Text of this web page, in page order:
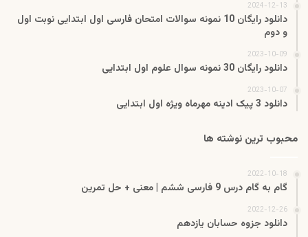
2024-12-13
دانلود رایگان 10 نمونه سوالات امتحان فارسی اول ابتدایی نوبت اول
و دوم
2023-10-09
دانلود رایگان 30 نمونه سوال علوم اول ابتدایی
2023-10-07
دانلود 3 پیک ادینه مهرماه ویژه اول ابتدایی
محبوب ترین نوشته ها
2022-10-18
گام به گام درس 9 فارسی ششم | معنی + حل تمرین
2022-12-26
دانلود جزوه حسابان یازدهم